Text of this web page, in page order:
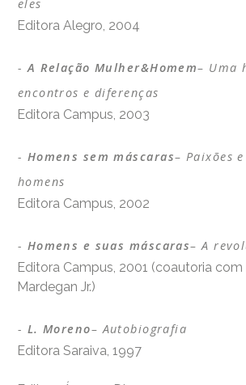
eles
Editora Alegro, 2004
A Relação Mulher&Homem– Uma
encontros e diferenças
Editora Campus, 2003
Homens sem máscaras– Paixões
homens
Editora Campus, 2002
Homens e suas máscaras– A
Editora Campus, 2001 (coautoria com
Mardegan Jr.)
L. Moreno– Autobiografia
Editora Saraiva, 1997